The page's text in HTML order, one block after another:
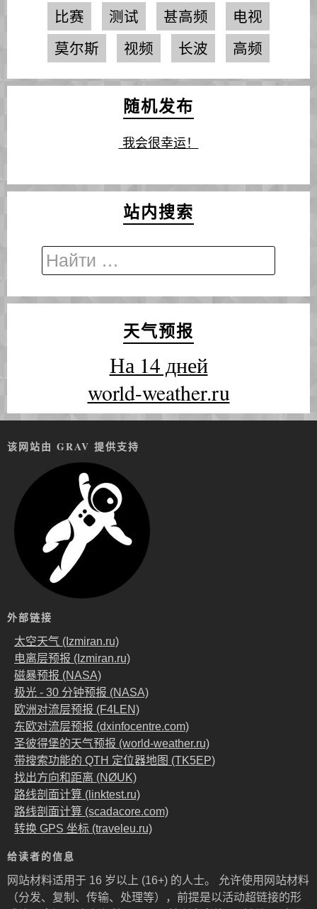
比赛
测试 甚高频
电视
莫尔斯
视频 长波 高频
随机发布
我会很幸运！
站内搜索
天气预报
На 14 дней
world-weather.ru
该网站由 GRAV 提供支持
外部链接
太空天气 (Izmiran.ru)
电离层预报 (Izmiran.ru)
磁暴预报 (NASA)
极光 - 30 分钟预报 (NASA)
欧洲对流层预报 (F4LEN)
东欧对流层预报 (dxinfocentre.com)
圣彼得堡的天气预报 (world-weather.ru)
带搜索功能的 QTH 定位器地图 (TK5EP)
找出方向和距离 (NØUK)
路线剖面计算 (linktest.ru)
路线剖面计算 (scadacore.com)
转换 GPS 坐标 (traveleu.ru)
给读者的信息
网站材料适用于 16 岁以上 (16+) 的人士。 允许使用网站材料
（分发、复制、传输、处理等），前提是以活动超链接的形